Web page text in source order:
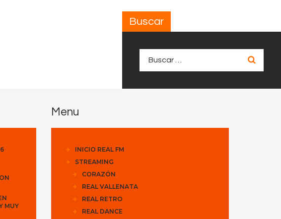
Buscar
MUY
Menu
INICIO REAL FM
STREAMING
CORAZÓN
REAL VALLENATA
REAL RETRO
REAL DANCE